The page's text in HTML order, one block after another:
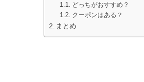
どっちがおすすめ？
クーポンはある？
まとめ